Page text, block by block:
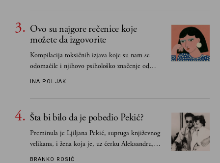
Ovo su najgore rečenice koje
možete da izgovorite
Kompilacija toksičnih izjava koje su nam se
odomaćile i njihovo psihološko značenje od
INA POLJAK
Šta bi bilo da je pobedio Pekić?
Preminula je Ljiljana Pekić, supruga književnog
velikana, i žena koja je, uz ćerku Aleksandru,
vodila računa o zaostavštini pisca. Ovu priču o
BRANKO ROSIĆ